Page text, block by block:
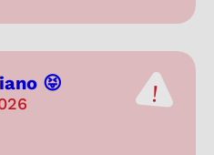
😝